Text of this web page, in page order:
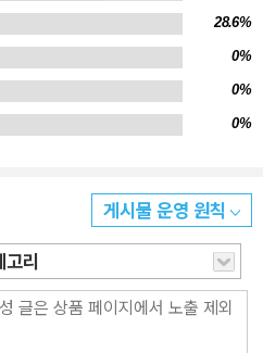
는 흙을 좋아한다. 이 사실을
조를 갖춰야 농사에 안성맞춤이
서도 영양분을 충분히 지니고 있
기물과 석회를 뿌리고 잘 갈아
지하려고 노력한다. 마르고 푸석
작물이 자라지 않기 때문이다. 흙
면 이제 2단계 작업을 시작할 수
알아볼 차례다. 농사를 시작하기
하는 일은 너무나 당연하지만,
28.6%
0%
0%
0%
게시물 운영 원칙
고리